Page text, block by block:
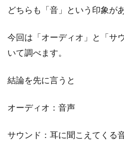
どちらも「音」という印象が
今回は「オーディオ」と「サ
いて調べます。
結論を先に言うと
オーディオ：音声
サウンド：耳に聞こえてくる